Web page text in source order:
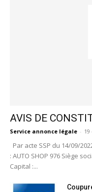
AVIS DE
Service annonce légale -
Par acte SSP du 14/09/
: AUTO SHOP 976 Siège
Capital :...